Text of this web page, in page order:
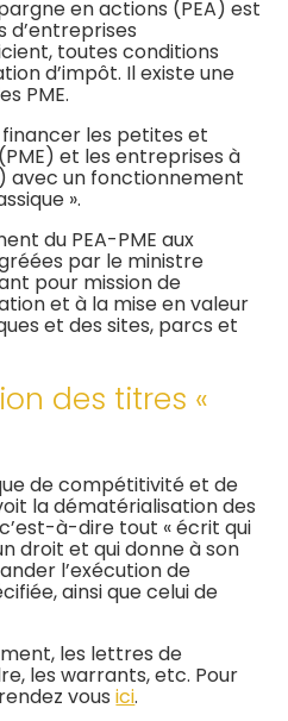
en actions (PEA) est
d’entreprises
toutes conditions
d’impôt. Il existe une
PME.
financer les petites et
et les entreprises à
avec un fonctionnement
».
du PEA-PME aux
par le ministre
pour mission de
et à la mise en valeur
et des sites, parcs et
des titres «
de compétitivité et de
la dématérialisation des
à-dire tout « écrit qui
droit et qui donne à son
l’exécution de
ainsi que celui de
les lettres de
les warrants, etc. Pour
vousici.